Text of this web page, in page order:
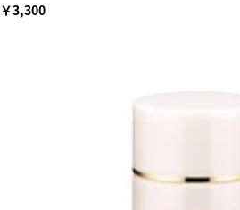
￥3,300